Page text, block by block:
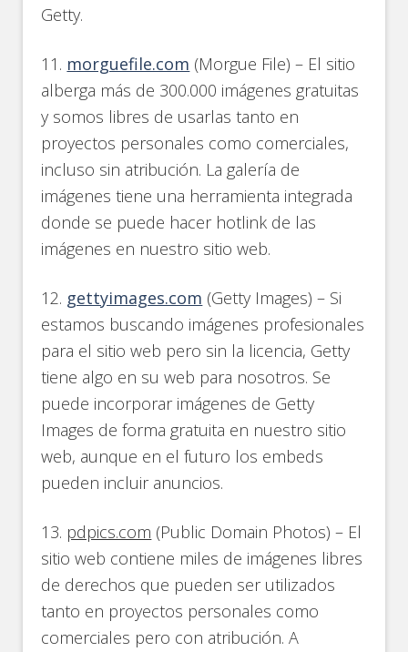
Getty.
11. morguefile.com (Morgue File) – El sitio
alberga más de 300.000 imágenes gratuitas
y somos libres de usarlas tanto en
proyectos personales como comerciales,
incluso sin atribución. La galería de
imágenes tiene una herramienta integrada
donde se puede hacer hotlink de las
imágenes en nuestro sitio web.
12. gettyimages.com (Getty Images) – Si
estamos buscando imágenes profesionales
para el sitio web pero sin la licencia, Getty
tiene algo en su web para nosotros. Se
puede incorporar imágenes de Getty
Images de forma gratuita en nuestro sitio
web, aunque en el futuro los embeds
pueden incluir anuncios.
13. pdpics.com (Public Domain Photos) – El
sitio web contiene miles de imágenes libres
de derechos que pueden ser utilizados
tanto en proyectos personales como
comerciales pero con atribución. A